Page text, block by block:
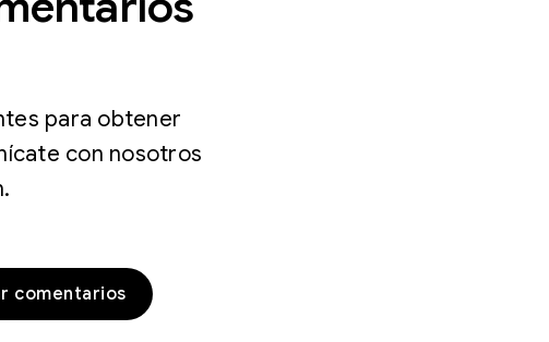
para obtener
con nosotros
comentarios